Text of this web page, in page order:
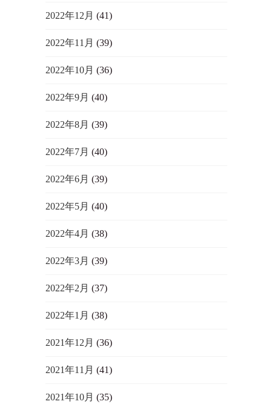
2022年12月 (41)
2022年11月 (39)
2022年10月 (36)
2022年9月 (40)
2022年8月 (39)
2022年7月 (40)
2022年6月 (39)
2022年5月 (40)
2022年4月 (38)
2022年3月 (39)
2022年2月 (37)
2022年1月 (38)
2021年12月 (36)
2021年11月 (41)
2021年10月 (35)